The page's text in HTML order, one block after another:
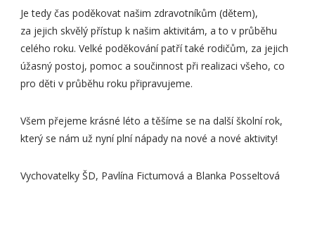
Je tedy čas poděkovat našim zdravotníkům (dětem),
za jejich skvělý přístup k našim aktivitám, a to v průběhu
celého roku. Velké poděkování patří také rodičům, za jejich
úžasný postoj, pomoc a součinnost při realizaci všeho, co
pro děti v průběhu roku připravujeme.
Všem přejeme krásné léto a těšíme se na další školní rok,
který se nám už nyní plní nápady na nové a nové aktivity!
Vychovatelky ŠD, Pavlína Fictumová a Blanka Posseltová